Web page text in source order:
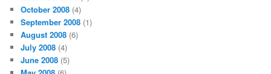
October 2008 (4)
September 2008 (1)
August 2008 (6)
July 2008 (4)
June 2008 (5)